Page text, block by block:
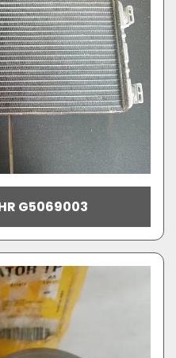
G5069003